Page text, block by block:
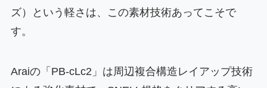
ズ）という軽さは、この素材技術あってこそで
す。
Araiの「PB-cLc2」は周辺複合構造レイアップ技術